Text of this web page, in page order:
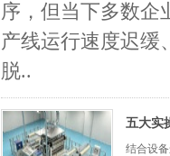
序，但当下多数企
产线运行速度迟缓
脱..
五大实
结合设